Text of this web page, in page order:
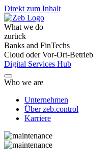
Direkt zum Inhalt
What we do
zurück
Banks and FinTechs
Cloud oder Vor-Ort-Betrieb
Digital Services Hub
Who we are
Unternehmen
Über zeb.control
Karriere